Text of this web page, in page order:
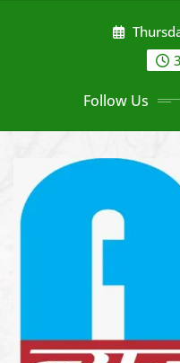
Follow Us